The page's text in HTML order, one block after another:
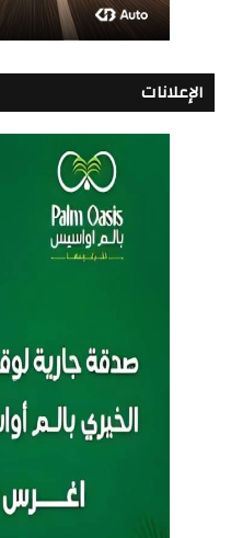
الإعلانات